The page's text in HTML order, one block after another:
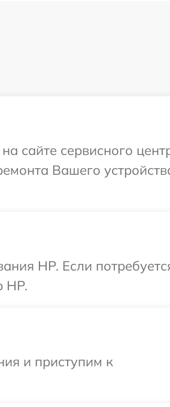
сайте сервисного
Вашего
HP. Если
HP.
и приступим к